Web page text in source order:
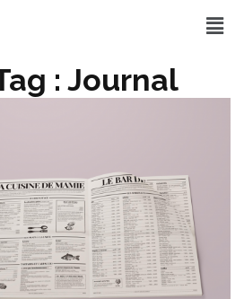
: Journal